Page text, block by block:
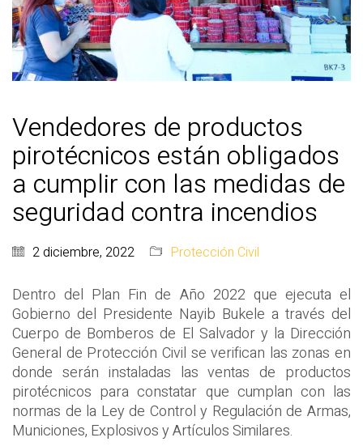
Vendedores de productos
pirotécnicos están obligados
a cumplir con las medidas de
seguridad contra incendios
2 diciembre, 2022 Protección Civil
Dentro del Plan Fin de Año 2022 que ejecuta el
Gobierno del Presidente Nayib Bukele a través del
Cuerpo de Bomberos de El Salvador y la Dirección
General de Protección Civil se verifican las zonas en
donde serán instaladas las ventas de productos
pirotécnicos para constatar que cumplan con las
normas de la Ley de Control y Regulación de Armas,
Municiones, Explosivos y Artículos Similares.